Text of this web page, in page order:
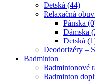
Detská (44)
Relaxačná
Pánska
Dámska
Detská
Deodorizéry –
Badminton
Badmintonové
Badminton